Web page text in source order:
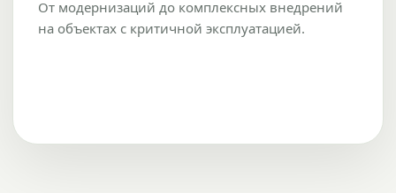
От модернизаций до комплексных внедрений
на объектах с критичной эксплуатацией.